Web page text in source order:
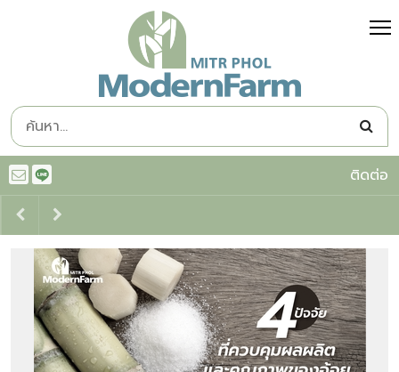
ติดต่อ